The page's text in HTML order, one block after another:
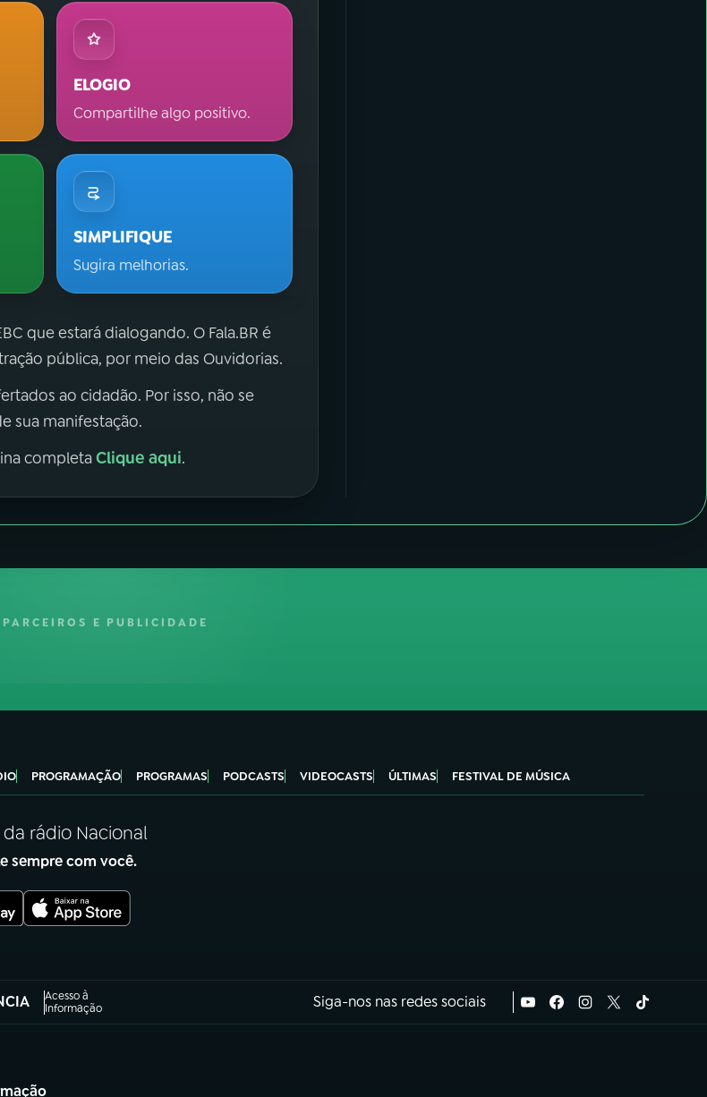
ELOGIO
Compartilhe algo positivo.
SIMPLIFIQUE
Sugira melhorias.
que estará dialogando. O Fala.BR é
pública, por meio das Ouvidorias.
ao cidadão. Por isso, não se
sua manifestação.
completaClique aqui.
PARCEIROS E PUBLICIDADE
PROGRAMAÇÃO PROGRAMAS PODCASTS VIDEOCASTS ÚLTIMAS FESTIVAL DE MÚSICA
rádio Nacional
sempre com você.
Acesso à
Informação
Siga-nos nas redes sociais